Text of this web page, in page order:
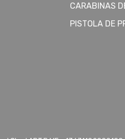
CARABINAS
PISTOLA DE